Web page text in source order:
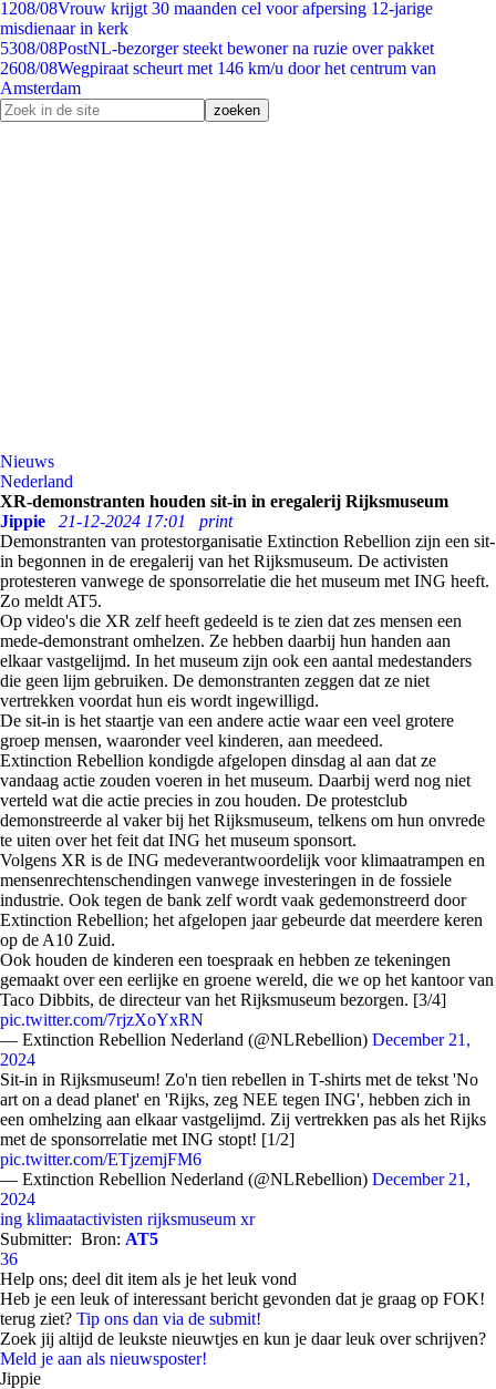
1208/08Vrouw krijgt 30 maanden cel voor afpersing 12-jarige
misdienaar in kerk
5308/08PostNL-bezorger steekt bewoner na ruzie over pakket
2608/08Wegpiraat scheurt met 146 km/u door het centrum van
Amsterdam
Nieuws
Nederland
XR-demonstranten houden sit-in in eregalerij Rijksmuseum
Jippie
21-12-2024 17:01
print
Demonstranten van protestorganisatie Extinction Rebellion zijn een sit-
in begonnen in de eregalerij van het Rijksmuseum. De activisten
protesteren vanwege de sponsorrelatie die het museum met ING heeft.
Zo meldt AT5.
Op video's die XR zelf heeft gedeeld is te zien dat zes mensen een
mede-demonstrant omhelzen. Ze hebben daarbij hun handen aan
elkaar vastgelijmd. In het museum zijn ook een aantal medestanders
die geen lijm gebruiken. De demonstranten zeggen dat ze niet
vertrekken voordat hun eis wordt ingewilligd.
De sit-in is het staartje van een andere actie waar een veel grotere
groep mensen, waaronder veel kinderen, aan meedeed.
Extinction Rebellion kondigde afgelopen dinsdag al aan dat ze
vandaag actie zouden voeren in het museum. Daarbij werd nog niet
verteld wat die actie precies in zou houden. De protestclub
demonstreerde al vaker bij het Rijksmuseum, telkens om hun onvrede
te uiten over het feit dat ING het museum sponsort.
Volgens XR is de ING medeverantwoordelijk voor klimaatrampen en
mensenrechtenschendingen vanwege investeringen in de fossiele
industrie. Ook tegen de bank zelf wordt vaak gedemonstreerd door
Extinction Rebellion; het afgelopen jaar gebeurde dat meerdere keren
op de A10 Zuid.
Ook houden de kinderen een toespraak en hebben ze tekeningen
gemaakt over een eerlijke en groene wereld, die we op het kantoor van
Taco Dibbits, de directeur van het Rijksmuseum bezorgen. [3/4]
pic.twitter.com/7rjzXoYxRN
— Extinction Rebellion Nederland (@NLRebellion) December 21,
2024
Sit-in in Rijksmuseum! Zo'n tien rebellen in T-shirts met de tekst 'No
art on a dead planet' en 'Rijks, zeg NEE tegen ING', hebben zich in
een omhelzing aan elkaar vastgelijmd. Zij vertrekken pas als het Rijks
met de sponsorrelatie met ING stopt! [1/2]
pic.twitter.com/ETjzemjFM6
— Extinction Rebellion Nederland (@NLRebellion) December 21,
2024
ing klimaatactivisten rijksmuseum xr
Submitter: Bron: AT5
36
Help ons; deel dit item als je het leuk vond
Heb je een leuk of interessant bericht gevonden dat je graag op FOK!
terug ziet? Tip ons dan via de submit!
Zoek jij altijd de leukste nieuwtjes en kun je daar leuk over schrijven?
Meld je aan als nieuwsposter!
Jippie